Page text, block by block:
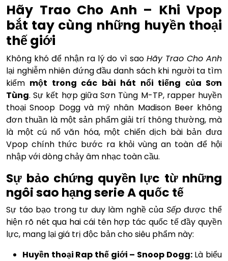
Hãy Trao Cho Anh – Khi Vpop
bắt tay cùng những huyền thoại
thế giới
Không khó để nhận ra lý do vì sao Hãy Trao Cho Anh
lại nghiễm nhiên đứng đầu danh sách khi người ta tìm
kiếm một trong các bài hát nổi tiếng của Sơn
Tùng. Sự kết hợp giữa Sơn Tùng M-TP, rapper huyền
thoại Snoop Dogg và mỹ nhân Madison Beer không
đơn thuần là một sản phẩm giải trí thông thường, mà
là một cú nổ văn hóa, một chiến dịch bài bản đưa
Vpop chính thức bước ra khỏi vùng an toàn để hội
nhập với dòng chảy âm nhạc toàn cầu.
Sự bảo chứng quyền lực từ những
ngôi sao hạng serie A quốc tế
Sự táo bạo trong tư duy làm nghề của Sếpđược thể
hiện rõ nét qua hai cái tên hợp tác quốc tế đầy quyền
lực, mang lại giá trị độc bản cho siêu phẩm này:
Huyền thoại Rap thế giới – Snoop Dogg:Là biểu